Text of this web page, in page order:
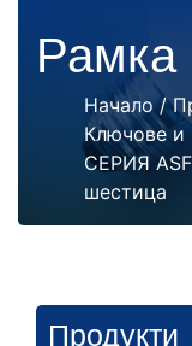
Рамка
Начало/
Ключове и
СЕРИЯ
шестица
Продукти